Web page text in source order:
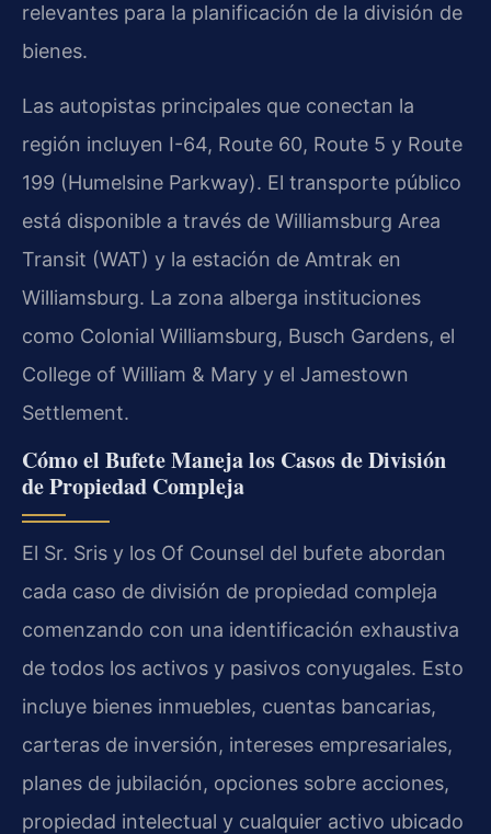
relevantes para la planificación de la división de
bienes.
Las autopistas principales que conectan la
región incluyen I-64, Route 60, Route 5 y Route
199 (Humelsine Parkway). El transporte público
está disponible a través de Williamsburg Area
Transit (WAT) y la estación de Amtrak en
Williamsburg. La zona alberga instituciones
como Colonial Williamsburg, Busch Gardens, el
College of William & Mary y el Jamestown
Settlement.
Cómo el Bufete Maneja los Casos de División
de Propiedad Compleja
El Sr. Sris y los Of Counsel del bufete abordan
cada caso de división de propiedad compleja
comenzando con una identificación exhaustiva
de todos los activos y pasivos conyugales. Esto
incluye bienes inmuebles, cuentas bancarias,
carteras de inversión, intereses empresariales,
planes de jubilación, opciones sobre acciones,
propiedad intelectual y cualquier activo ubicado